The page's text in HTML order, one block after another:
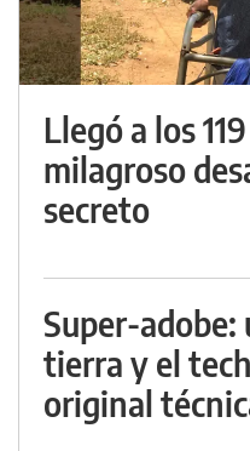
Llegó a los
milagroso
secreto
Super-adobe:
tierra y el
original